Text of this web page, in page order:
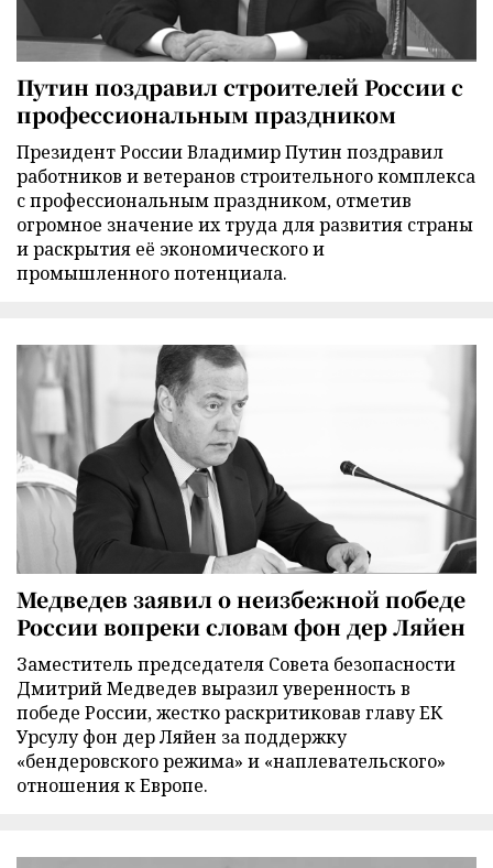
Путин поздравил строителей России с
профессиональным праздником
Президент России Владимир Путин поздравил
работников и ветеранов строительного комплекса
с профессиональным праздником, отметив
огромное значение их труда для развития страны
и раскрытия её экономического и
промышленного потенциала.
Медведев заявил о неизбежной победе
России вопреки словам фон дер Ляйен
Заместитель председателя Совета безопасности
Дмитрий Медведев выразил уверенность в
победе России, жестко раскритиковав главу ЕК
Урсулу фон дер Ляйен за поддержку
«бендеровского режима» и «наплевательского»
отношения к Европе.